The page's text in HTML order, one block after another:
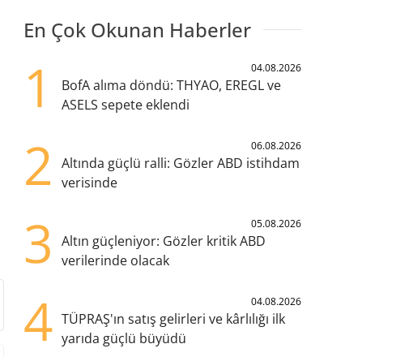
En Çok Okunan Haberler
1 04.08.2026
BofA alıma döndü: THYAO, EREGL ve
ASELS sepete eklendi
2 06.08.2026
Altında güçlü ralli: Gözler ABD istihdam
verisinde
3 05.08.2026
Altın güçleniyor: Gözler kritik ABD
verilerinde olacak
4 04.08.2026
TÜPRAŞ'ın satış gelirleri ve kârlılığı ilk
yarıda güçlü büyüdü